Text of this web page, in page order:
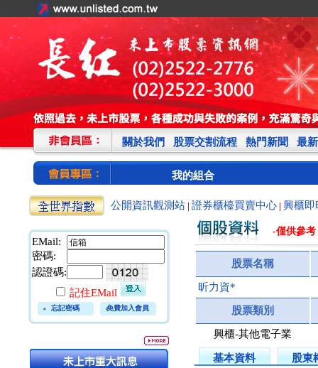
關於我們 股票交割流程 熱門新聞 最
我的組合
公開資訊觀測站 證券櫃檯買賣中心 興櫃即
EMail:
密碼:
認證碼:
記住EMail
忘記密碼 免費加入會員
-僅供參考
股票名稱
昕力資*
股票類別
興櫃-其他電子業
基本資料 股東